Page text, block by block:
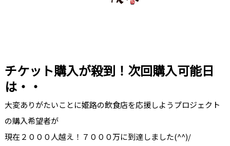
チケット購入が殺到！次回購入可能日
は・・
大変ありがたいことに姫路の飲食店を応援しようプロジェクト
の購入希望者が
現在２０００人越え！７０００万に到達しました(^^)/